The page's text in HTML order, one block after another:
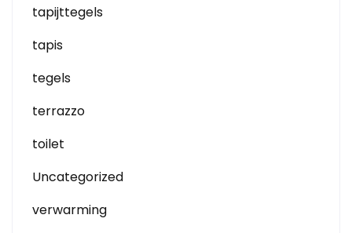
tapijttegels
tapis
tegels
terrazzo
toilet
Uncategorized
verwarming